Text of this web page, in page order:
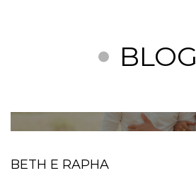
BLOG
BETH E RAPHA